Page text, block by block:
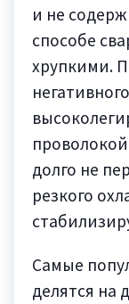
и не
способе
хрупкими.
долго не
резкого
Самые
делятся на